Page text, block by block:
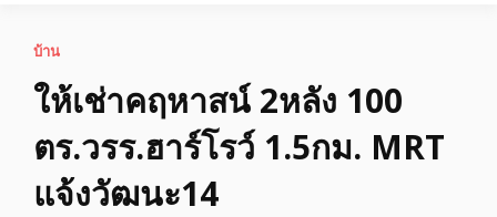
บ้าน
ให้เช่าคฤหาสน์ 2หลัง 100
ตร.วรร.ฮาร์โรว์ 1.5กม. MRT
แจ้งวัฒนะ14